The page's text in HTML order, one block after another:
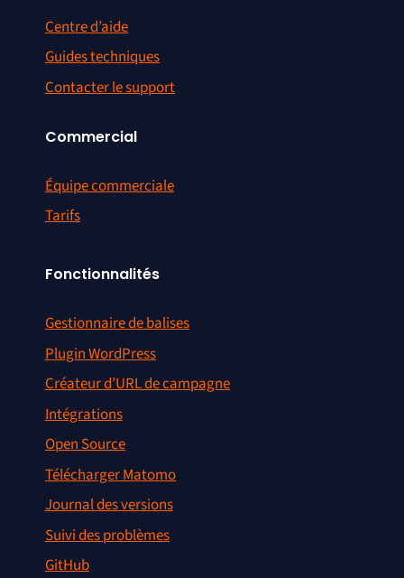
Centre d’aide
Guides techniques
Contacter le support
Commercial
Équipe commerciale
Tarifs
Fonctionnalités
Gestionnaire de balises
Plugin WordPress
Créateur d’URL de campagne
Intégrations
Open Source
Télécharger Matomo
Journal des versions
Suivi des problèmes
GitHub